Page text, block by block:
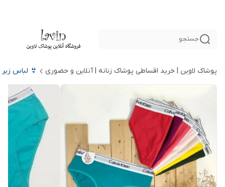
جستجو
پوشاک لاوین | خرید اقساطی پوشاک زنانه | آنلاین و حضوری 👙 لباس زیر